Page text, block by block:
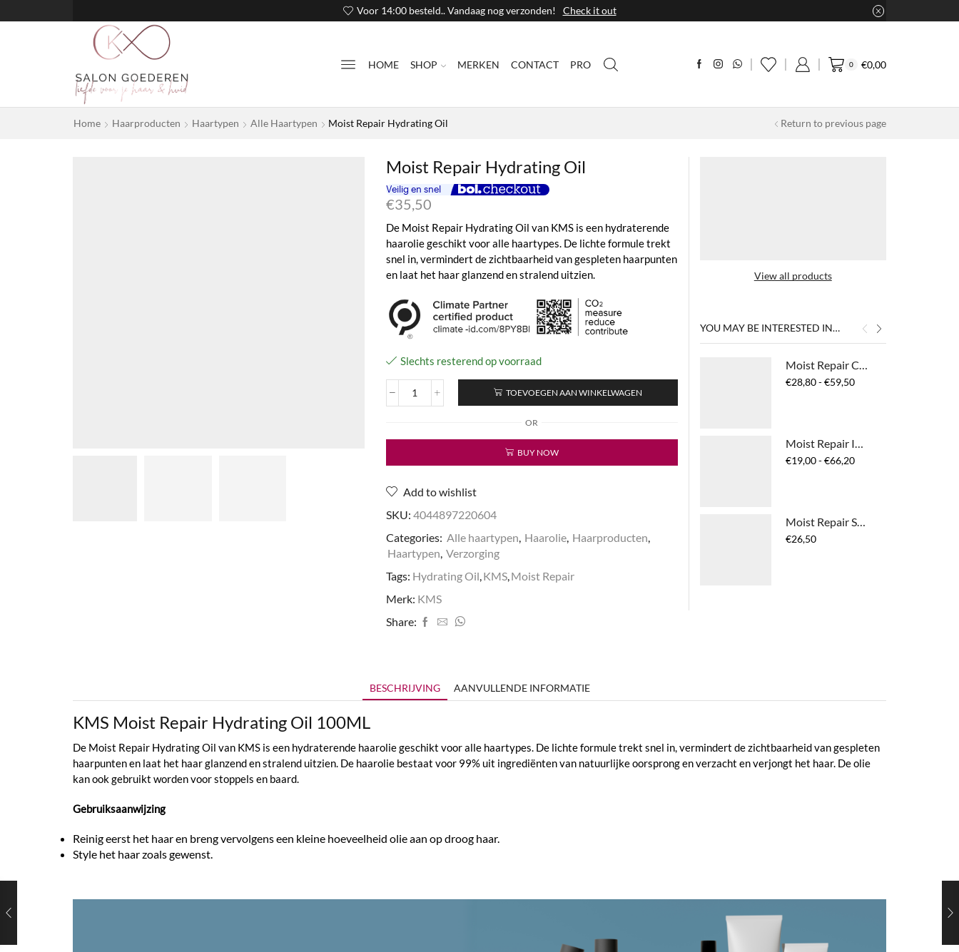
Voor 14:00 besteld.. Vandaag nog verzonden! Check it out
HOME SHOP MERKEN CONTACT PRO 0 €0,00
Home Haarproducten Haartypen Alle Haartypen Moist Repair Hydrating Oil Return to previous page
Moist Repair Hydrating Oil
€35,50
De Moist Repair Hydrating Oil van KMS is een hydraterende
haarolie geschikt voor alle haartypes. De lichte formule trekt
snel in, vermindert de zichtbaarheid van gespleten haarpunten
en laat het haar glanzend en stralend uitzien.
Slechts resterend op voorraad
Moist
Oil
TOEVOEGEN AAN WINKELWAGEN
OR
BUY NOW
Add to wishlist
SKU: 4044897220604
Categories: Alle haartypen, Haarolie, Haarproducten,
Haartypen, Verzorging
Tags: Hydrating Oil,KMS,Moist Repair
Merk: KMS
Share:
View all products
YOU MAY BE INTERESTED IN…
Moist Repair Conditioner
€28,80 - €59,50Prijsklasse:
Moist Repair Intense Restore Treatment
€19,00 - €66,20Prijsklasse:
Moist Repair Solid Shampoo
€26,50
BESCHRIJVING AANVULLENDE INFORMATIE
KMS Moist Repair Hydrating Oil 100ML
De Moist Repair Hydrating Oil van KMS is een hydraterende haarolie geschikt voor alle haartypes. De lichte formule trekt snel in, vermindert de zichtbaarheid van gespleten
haarpunten en laat het haar glanzend en stralend uitzien. De haarolie bestaat voor 99% uit ingrediënten van natuurlijke oorsprong en verzacht en verjongt het haar. De olie
kan ook gebruikt worden voor stoppels en baard.
Gebruiksaanwijzing
Reinig eerst het haar en breng vervolgens een kleine hoeveelheid olie aan op droog haar.
Style het haar zoals gewenst.